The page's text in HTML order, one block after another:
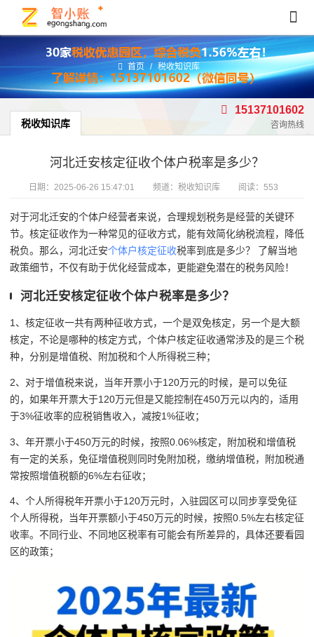
首页 / 税收知识库
税收知识库
15137101602
咨询热线
河北迁安核定征收个体户税率是多少？
日期： 2025-06-26 15:47:01 频道： 税收知识库 阅读：553
对于河北迁安的个体户经营者来说，合理规划税务是经营的关键环
节。核定征收作为一种常见的征收方式，能有效简化纳税流程，降低
税负。那么，河北迁安个体户核定征收税率到底是多少？ 了解当地
政策细节，不仅有助于优化经营成本，更能避免潜在的税务风险！
河北迁安核定征收个体户税率是多少？
1、核定征收一共有两种征收方式，一个是双免核定，另一个是大额
核定，不论是哪种的核定方式，个体户核定征收通常涉及的是三个税
种，分别是增值税、附加税和个人所得税三种；
2、对于增值税来说，当年开票小于120万元的时候，是可以免征
的，如果年开票大于120万元但是又能控制在450万元以内的，适用
于3%征收率的应税销售收入，减按1%征收；
3、年开票小于450万元的时候，按照0.06%核定，附加税和增值税
有一定的关系，免征增值税则同时免附加税，缴纳增值税，附加税通
常按照增值税额的6%左右征收；
4、个人所得税年开票小于120万元时，入驻园区可以同步享受免征
个人所得税，当年开票额小于450万元的时候，按照0.5%左右核定征
收率。不同行业、不同地区税率有可能会有所差异的，具体还要看园
区的政策；